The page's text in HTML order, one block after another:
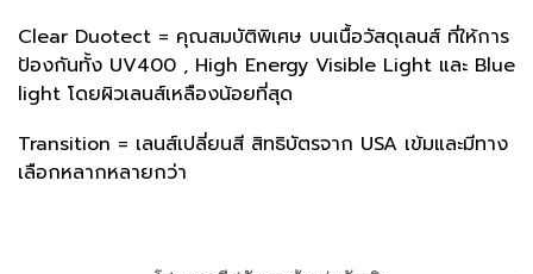
Clear Duotect = คุณสมบัติพิเศษ บนเนื้อวัสดุเลนส์ ที่ให้การ
ป้องกันทั้ง UV400 , High Energy Visible Light และ Blue
light โดยผิวเลนส์เหลืองน้อยที่สุด
Transition = เลนส์เปลี่ยนสี สิทธิบัตรจาก USA เข้มและมีทาง
เลือกหลากหลายกว่า